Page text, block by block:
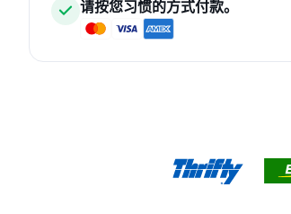
请按您习惯的方式付款。